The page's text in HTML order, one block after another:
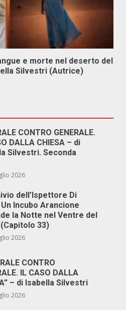
e morte nel deserto del
Silvestri (Autrice)
CONTRO GENERALE.
DALLA CHIESA – di
Silvestri. Seconda
2026
dell’Ispettore Di
Incubo Arancione
la Notte nel Ventre del
33)
2026
CONTRO
IL CASO DALLA
– di Isabella Silvestri
2026